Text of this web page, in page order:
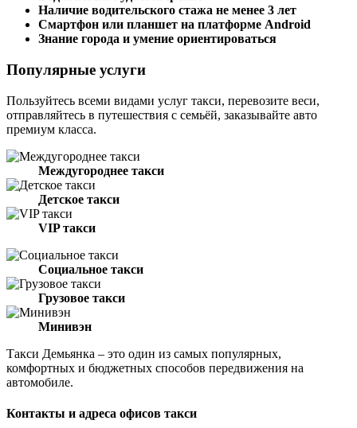
Наличие водительского стажа не менее 3 лет
Смартфон или планшет на платформе Android
Знание города и умение ориентироваться
Популярные услуги
Пользуйтесь всеми видами услуг такси, перевозите веси,
отправляйтесь в путешествия с семьёй, заказывайте авто
премиум класса.
Междугороднее такси
Детское такси
VIP такси
Социальное такси
Грузовое такси
Минивэн
Такси Демьянка – это один из самых популярных,
комфортных и бюджетных способов передвижения на
автомобиле.
Контакты и адреса офисов такси